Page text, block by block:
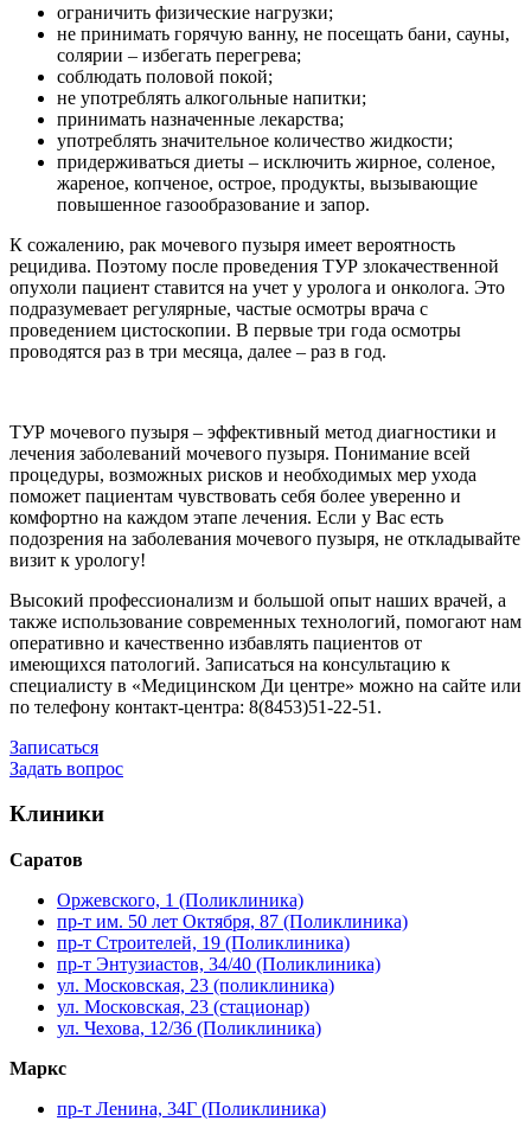
ограничить физические нагрузки;
не принимать горячую ванну, не посещать бани, сауны,
солярии – избегать перегрева;
соблюдать половой покой;
не употреблять алкогольные напитки;
принимать назначенные лекарства;
употреблять значительное количество жидкости;
придерживаться диеты – исключить жирное, соленое,
жареное, копченое, острое, продукты, вызывающие
повышенное газообразование и запор.
К сожалению, рак мочевого пузыря имеет вероятность
рецидива. Поэтому после проведения ТУР злокачественной
опухоли пациент ставится на учет у уролога и онколога. Это
подразумевает регулярные, частые осмотры врача с
проведением цистоскопии. В первые три года осмотры
проводятся раз в три месяца, далее – раз в год.
ТУР мочевого пузыря – эффективный метод диагностики и
лечения заболеваний мочевого пузыря. Понимание всей
процедуры, возможных рисков и необходимых мер ухода
поможет пациентам чувствовать себя более уверенно и
комфортно на каждом этапе лечения. Если у Вас есть
подозрения на заболевания мочевого пузыря, не откладывайте
визит к урологу!
Высокий профессионализм и большой опыт наших врачей, а
также использование современных технологий, помогают нам
оперативно и качественно избавлять пациентов от
имеющихся патологий. Записаться на консультацию к
специалисту в «Медицинском Ди центре» можно на сайте или
по телефону контакт-центра: 8(8453)51-22-51.
Записаться
Задать вопрос
Клиники
Саратов
Оржевского, 1 (Поликлиника)
пр-т им. 50 лет Октября, 87 (Поликлиника)
пр-т Строителей, 19 (Поликлиника)
пр-т Энтузиастов, 34/40 (Поликлиника)
ул. Московская, 23 (поликлиника)
ул. Московская, 23 (стационар)
ул. Чехова, 12/36 (Поликлиника)
Маркс
пр-т Ленина, 34Г (Поликлиника)